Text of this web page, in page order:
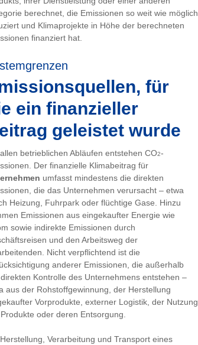
berechnet, die Emissionen so weit wie möglich
und Klimaprojekte in Höhe der berechneten
finanziert hat.
für
ein finanzieller
geleistet wurde
betrieblichen Abläufen entstehen CO2-
Der finanzielle Klimabeitrag für
umfasst mindestens die direkten
die das Unternehmen verursacht – etwa
Heizung, Fuhrpark oder flüchtige Gase. Hinzu
Emissionen aus eingekaufter Energie wie
sowie indirekte Emissionen durch
und den Arbeitsweg der
Nicht verpflichtend ist die
anderer Emissionen, die außerhalb
Kontrolle des Unternehmens entstehen –
aus der Rohstoffgewinnung, der Herstellung
Vorprodukte, externer Logistik, der Nutzung
oder deren Entsorgung.
Verarbeitung und Transport eines